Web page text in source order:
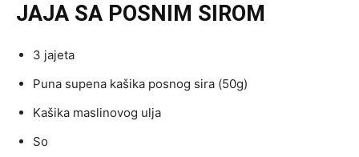
JAJA SA POSNIM SIROM
3 jajeta
Puna supena kašika posnog sira (50g)
Kašika maslinovog ulja
So